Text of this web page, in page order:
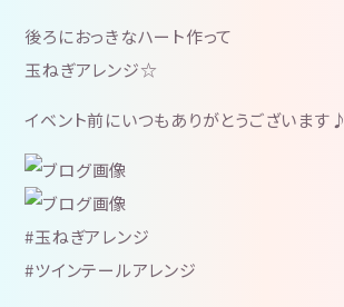
後ろにおっきなハート作って
玉ねぎアレンジ☆
イベント前にいつもありがとうございます♪
#玉ねぎアレンジ
#ツインテールアレンジ